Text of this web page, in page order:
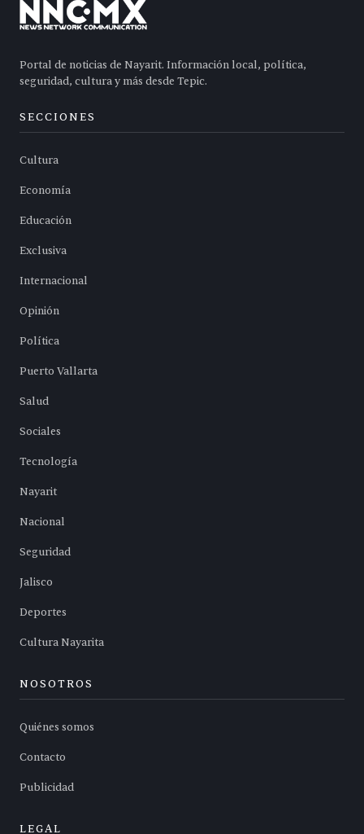
Portal de noticias de Nayarit. Información local, política,
seguridad, cultura y más desde Tepic.
SECCIONES
Cultura
Economía
Educación
Exclusiva
Internacional
Opinión
Política
Puerto Vallarta
Salud
Sociales
Tecnología
Nayarit
Nacional
Seguridad
Jalisco
Deportes
Cultura Nayarita
NOSOTROS
Quiénes somos
Contacto
Publicidad
LEGAL